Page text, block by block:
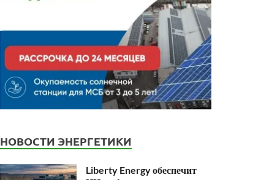
НОВОСТИ ЭНЕРГЕТИКИ
Liberty Energy обеспечит